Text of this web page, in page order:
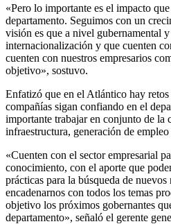
«Pero lo importante es el impacto
departamento. Seguimos con un
visión es que a nivel gubernamental
internacionalización y que cuenten
cuenten con nuestros empresarios
objetivo», sostuvo.
Enfatizó que en el Atlántico hay
compañías sigan confiando en el
importante trabajar en conjunto de la
infraestructura, generación de
«Cuenten con el sector empresarial
conocimiento, con el aporte que
prácticas para la búsqueda de
encadenarnos con todos los temas
objetivo los próximos gobernantes
departamento», señaló el gerente